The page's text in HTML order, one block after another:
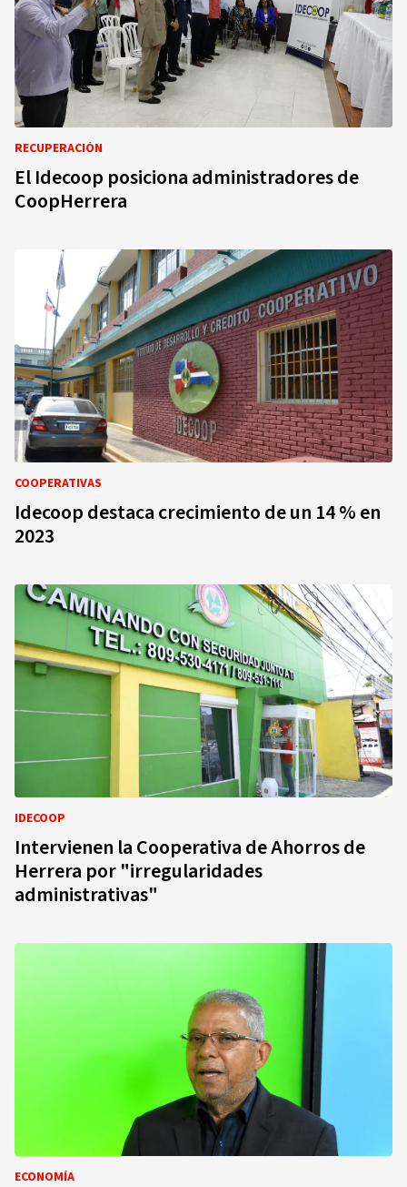
RECUPERACIÓN
El Idecoop posiciona administradores de
CoopHerrera
COOPERATIVAS
Idecoop destaca crecimiento de un 14 % en
2023
IDECOOP
Intervienen la Cooperativa de Ahorros de
Herrera por "irregularidades
administrativas"
ECONOMÍA